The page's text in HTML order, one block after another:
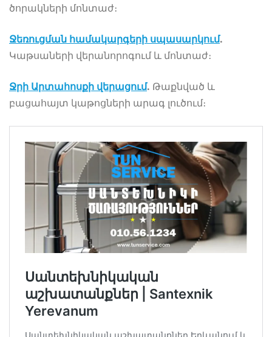
ծորակների մոնտաժ։
Ջեռուցման համակարգերի սպասարկում.
Կաթսաների վերանորոգում և մոնտաժ։
Ջրի Արտահոսքի վերացում. Թաքնված և
բացահայտ կաթոցների արագ լուծում։